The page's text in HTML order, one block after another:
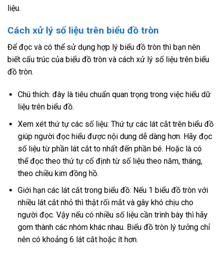
liệu.
Cách xử lý số liệu trên biểu đồ tròn
Để đọc và có thể sử dụng hợp lý biểu đồ tròn thì bạn nên
biết cấu trúc của biểu đồ tròn và cách xử lý số liệu trên biểu
đồ tròn.
Chú thích: đây là tiêu chuẩn quan trọng trong việc hiểu dữ
liệu trên biểu đồ.
Xem xét thứ tự các số liệu: Thứ tự các lát cắt trên biểu đồ
giúp người đọc hiểu được nội dung dễ dàng hơn. Hãy đọc
số liệu từ phần lát cắt to nhất đến phần bé. Hoặc là có
thể đọc theo thứ tự cố định từ số liệu theo năm, tháng,
theo chiều kim đồng hồ.
Giới hạn các lát cắt trong biểu đồ: Nếu 1 biểu đồ tròn với
nhiều lát cắt nhỏ thì thật rối mắt và gây khó chịu cho
người đọc. Vậy nếu có nhiều số liệu cần trình bày thì hãy
gom thành các nhóm khác nhau. Biểu đồ tròn lý tưởng chỉ
nên có khoảng 6 lát cắt hoặc ít hơn.